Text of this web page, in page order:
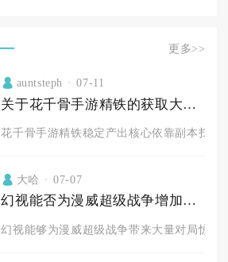
更多>>
auntsteph 07-11
关于花千骨手游精铁的获取大家有什么经验可以分享吗
花千骨手游精铁稳定产出核心依靠副本扫荡
大哈 07-07
幻视能否为漫威超级战争增加更多的惊喜
幻视能够为漫威超级战争带来大量对局惊喜